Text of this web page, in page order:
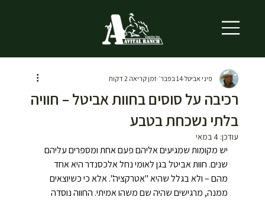
רכיבה על סוסים בחוות אביטל – חוויה
בלתי נשכחת בטבע
פיני אביטל 14 בפבר׳ זמן קריאה 2 דקות
עודכן: 4 במאי
יש מקומות שמגיעים אליהם פעם אחת ומספרים עליהם
שנים. חוות אביטל בגן לאומי נחל אלכסנדר היא אחד
מהם – ולא בגלל שהיא "אטרקציה". אלא כי כשיוצאים
ממנה, מרגישים שהיה שם משהו אמיתי. החווה נוסדה